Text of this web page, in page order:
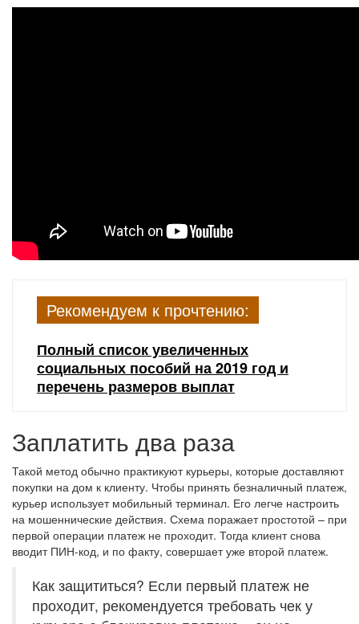
Рекомендуем к прочтению:
Полный список увеличенных
социальных пособий на 2019 год и
перечень размеров выплат
Заплатить два раза
Такой метод обычно практикуют курьеры, которые доставляют
покупки на дом к клиенту. Чтобы принять безналичный платеж,
курьер использует мобильный терминал. Его легче настроить
на мошеннические действия. Схема поражает простотой – при
первой операции платеж не проходит. Тогда клиент снова
вводит ПИН-код, и по факту, совершает уже второй платеж.
Как защититься? Если первый платеж не
проходит, рекомендуется требовать чек у